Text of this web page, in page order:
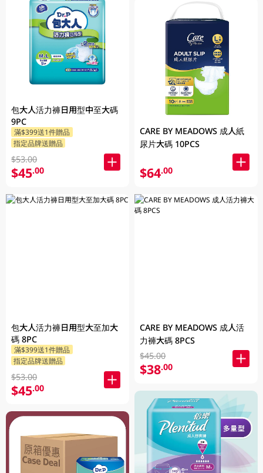
包大人活力褲日用型中至大碼
9PC
滿$399送1件贈品
指定品牌送贈品
$53.00
$45.00
包大人活力褲日用型大至加大
碼 8PC
滿$399送1件贈品
指定品牌送贈品
$53.00
$45.00
CARE BY MEADOWS 成人紙
尿片大碼 10PCS
$64.00
CARE BY MEADOWS 成人活
力褲大碼 8PCS
$45.00
$38.00